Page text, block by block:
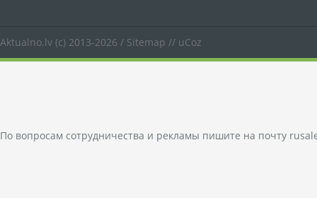
Aktualno.lv (c) 2013-2026 / Sitemap // uCoz
По вопросам сотрудничества и рекламы пишите на почту